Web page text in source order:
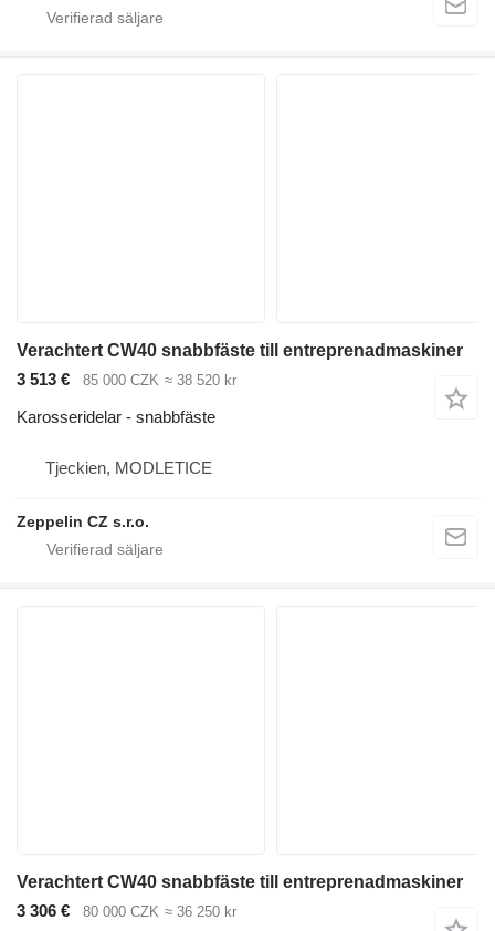
Verachtert CW40 snabbfäste till entreprenadmaskiner
3 513 €
85 000 CZK ≈ 38 520 kr
Karosseridelar - snabbfäste
Tjeckien, MODLETICE
Zeppelin CZ s.r.o.
Verachtert CW40 snabbfäste till entreprenadmaskiner
3 306 €
80 000 CZK ≈ 36 250 kr